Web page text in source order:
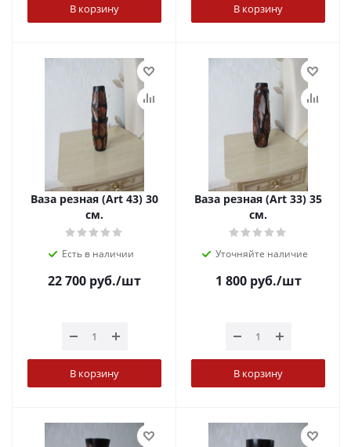
В корзину В корзину
Ваза резная (Art 43) 30
см.
Есть в наличии
22 700 руб./шт
В корзину
Ваза резная (Art 33) 35
см.
Уточняйте наличие
1 800руб./шт
В корзину